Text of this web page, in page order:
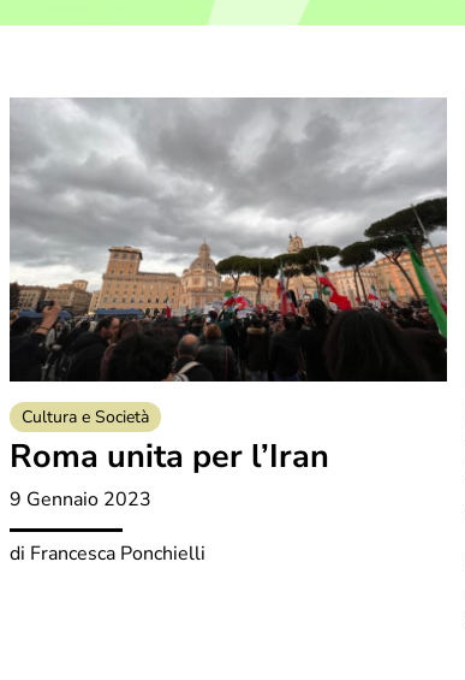
Cultura e Società
Roma unita per l’Iran
9 Gennaio 2023
di Francesca Ponchielli